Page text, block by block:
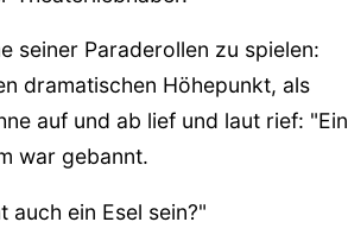
seiner Paraderollen zu spielen:
dramatischen Höhepunkt, als
auf und ab lief und laut rief: "Ein
war gebannt.
auch ein Esel sein?"